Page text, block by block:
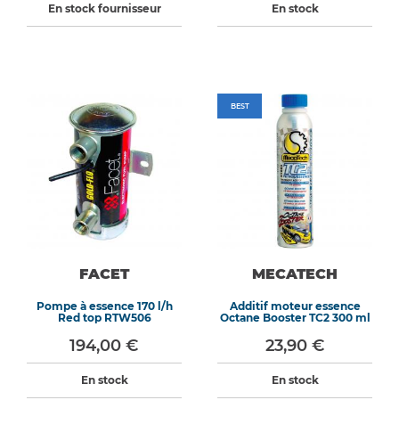
En stock fournisseur En stock
FACET
Pompe à essence 170 l/h
Red top RTW506
194,00 €
En stock
BEST
MECATECH
Additif moteur essence
Octane Booster TC2 300 ml
23,90 €
En stock